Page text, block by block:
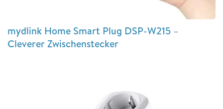
mydlink Home Smart Plug DSP-W215 –
Cleverer Zwischenstecker